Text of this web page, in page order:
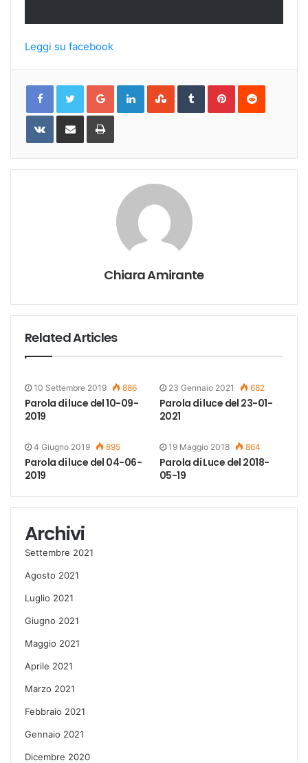
Leggi su facebook
Google+LinkedInStumbleUpon
TumblrPinterestReddit
VKontakteShare
Email
Print
Chiara Amirante
Related Articles
10 Settembre 2019 886
Parola di luce del 10-09-
2019
23 Gennaio 2021 682
Parola di luce del 23-01-
2021
4 Giugno 2019 895
Parola di luce del 04-06-
2019
19 Maggio 2018 864
Parola di Luce del 2018-
05-19
Archivi
Settembre 2021
Agosto 2021
Luglio 2021
Giugno 2021
Maggio 2021
Aprile 2021
Marzo 2021
Febbraio 2021
Gennaio 2021
Dicembre 2020